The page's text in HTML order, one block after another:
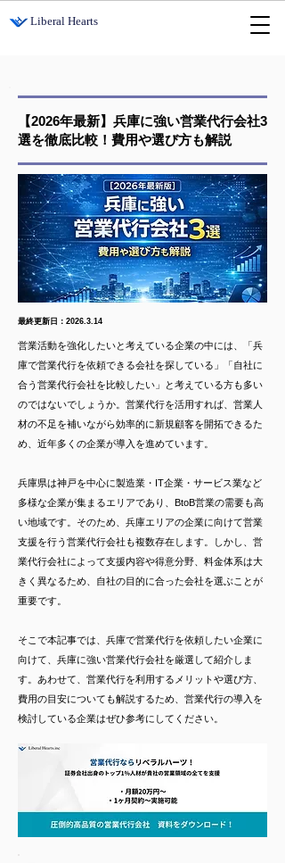
​Liberal Hearts
【2026年最新】兵庫に強い営業代行会社3
選を徹底比較！費用や選び方も解説
最終更新日：2026.3.14
営業活動を強化したいと考えている企業の中には、「兵
庫で営業代行を依頼できる会社を探している」「自社に
合う営業代行会社を比較したい」と考えている方も多い
のではないでしょうか。営業代行を活用すれば、営業人
材の不足を補いながら効率的に新規顧客を開拓できるた
め、近年多くの企業が導入を進めています。
兵庫県は神戸を中心に製造業・IT企業・サービス業など
多様な企業が集まるエリアであり、BtoB営業の需要も高
い地域です。そのため、兵庫エリアの企業に向けて営業
支援を行う営業代行会社も複数存在します。しかし、営
業代行会社によって支援内容や得意分野、料金体系は大
きく異なるため、自社の目的に合った会社を選ぶことが
重要です。
そこで本記事では、兵庫で営業代行を依頼したい企業に
向けて、兵庫に強い営業代行会社を厳選して紹介しま
す。あわせて、営業代行を利用するメリットや選び方、
費用の目安についても解説するため、営業代行の導入を
検討している企業はぜひ参考にしてください。